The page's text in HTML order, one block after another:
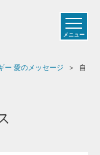
メニュー
ー 愛のメッセージ
自